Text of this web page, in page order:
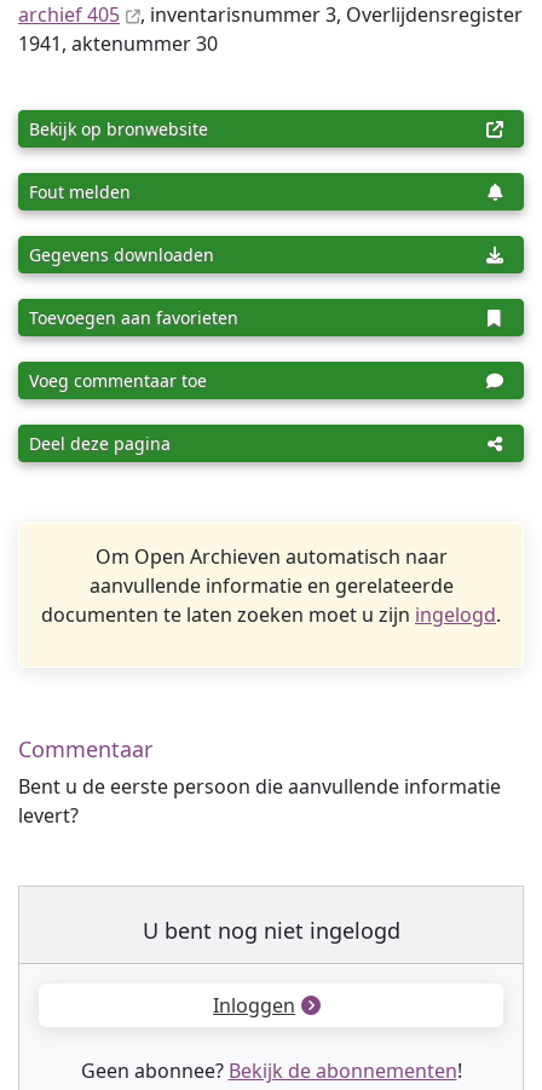
archief 405
, inventaris­num­mer 3, Overlijdensregister
1941, aktenummer 30
Bekijk op bronwebsite
Fout melden
Gegevens downloaden
Toevoegen aan favorieten
Voeg commentaar toe
Deel deze pagina
Om Open Archieven automatisch naar
aanvullende informatie en gerelateerde
documenten te laten zoeken moet u zijn ingelogd.
Commentaar
Bent u de eerste persoon die aanvullende informatie
levert?
U bent nog niet ingelogd
Inloggen
Geen abonnee? Bekijk de abonnementen!